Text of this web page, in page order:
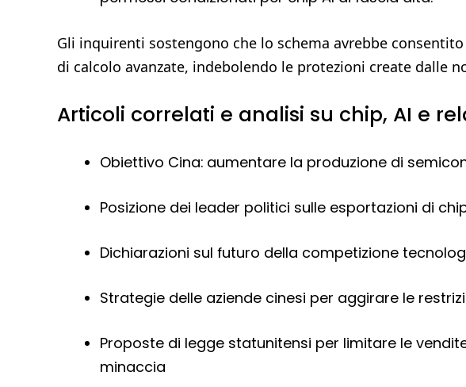
Gli inquirenti sostengono che lo schema avrebbe
di calcolo avanzate, indebolendo le protezioni create dalle
Articoli correlati e analisi su chip, AI e
Obiettivo Cina: aumentare la produzione di
Posizione dei leader politici sulle esportazioni di
Dichiarazioni sul futuro della competizione
Strategie delle aziende cinesi per aggirare le
Proposte di legge statunitensi per limitare le
minaccia